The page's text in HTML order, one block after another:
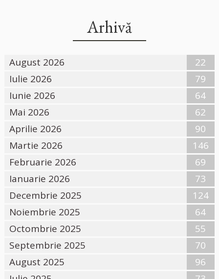
Arhivă
August 2026
22
Iulie 2026
79
Iunie 2026
64
Mai 2026
62
Aprilie 2026
90
Martie 2026
146
Februarie 2026
69
Ianuarie 2026
73
Decembrie 2025
124
Noiembrie 2025
64
Octombrie 2025
55
Septembrie 2025
70
August 2025
96